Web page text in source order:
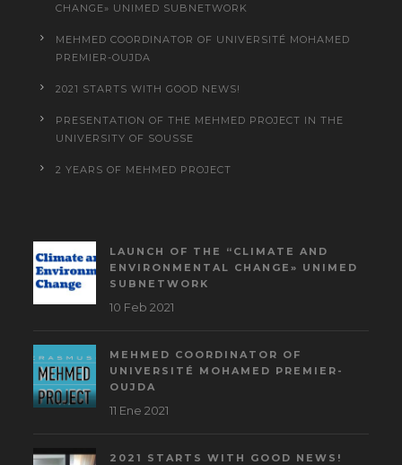
CHANGE» UNIMED SUBNETWORK
MEHMED COORDINATOR OF UNIVERSITÉ MOHAMED
PREMIER-OUJDA
2021 STARTS WITH GOOD NEWS!
PRESENTATION OF THE MEHMED PROJECT IN THE
UNIVERSITY OF SOUSSE
2 YEARS OF MEHMED PROJECT
LAUNCH OF THE “CLIMATE AND
ENVIRONMENTAL CHANGE» UNIMED
SUBNETWORK
10 Feb 2021
MEHMED COORDINATOR OF
UNIVERSITÉ MOHAMED PREMIER-
OUJDA
11 Ene 2021
2021 STARTS WITH GOOD NEWS!